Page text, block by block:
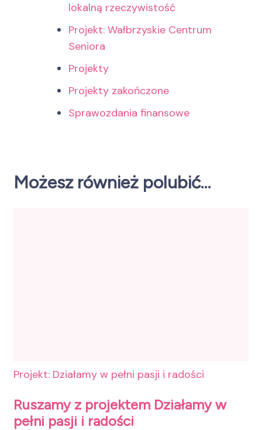
lokalną rzeczywistość
Projekt: Wałbrzyskie Centrum
Seniora
Projekty
Projekty zakończone
Sprawozdania finansowe
Możesz również polubić…
Projekt: Działamy w pełni pasji i radości
Ruszamy z projektem Działamy w
pełni pasji i radości